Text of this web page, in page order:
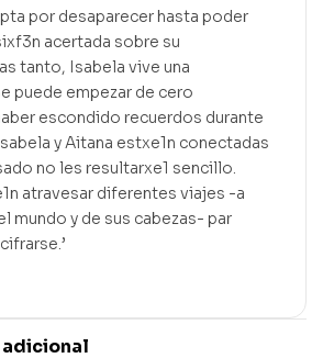
por desaparecer hasta poder
acertada sobre su
tanto, Isabela vive una
puede empezar de cero
escondido recuerdos durante
y Aitana estxe1n conectadas
no les resultarxe1 sencillo.
atravesar diferentes viajes -a
mundo y de sus cabezas- par